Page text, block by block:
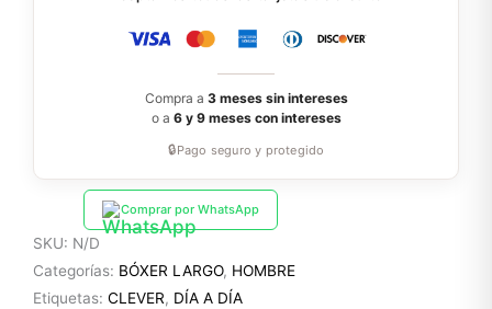
Compra a 3 meses sin intereses
o a 6 y 9 meses con intereses
🔒Pago seguro y protegido
Comprar por WhatsApp
SKU: N/D
Categorías: BÓXER LARGO, HOMBRE
Etiquetas: CLEVER, DÍA A DÍA